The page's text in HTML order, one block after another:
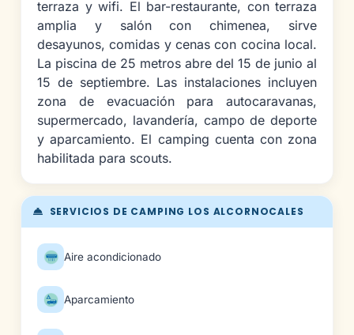
SERVICIOS DE CAMPING LOS ALCORNOCALES
Aire acondicionado
Aparcamiento
terraza y wifi. El bar-restaurante, con terraza
amplia y salón con chimenea, sirve
desayunos, comidas y cenas con cocina local.
La piscina de 25 metros abre del 15 de junio al
15 de septiembre. Las instalaciones incluyen
zona de evacuación para autocaravanas,
supermercado, lavandería, campo de deporte
y aparcamiento. El camping cuenta con zona
habilitada para scouts.